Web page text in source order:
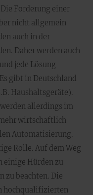
Forderung einer
nicht allgemein
auch in der
Daher werden auch
jede Lösung
gibt in Deutschland
Haushaltsgeräte).
allerdings im
wirtschaftlich
Automatisierung.
Rolle. Auf dem Weg
einige Hürden zu
zu beachten. Die
hochqualifizierten